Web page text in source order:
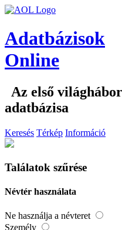
Adatbázisok
Online
Az első
adatbázisa
Keresés Térkép Információ
Találatok szűrése
Névtér használata
Ne használja a névteret
Személy